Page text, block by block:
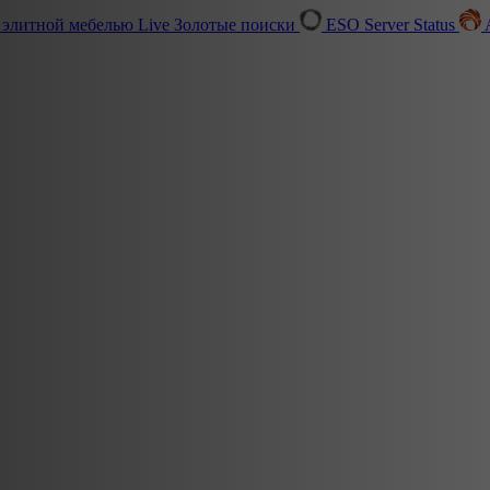
мебелью Live Золотые поиски ESO Server Status